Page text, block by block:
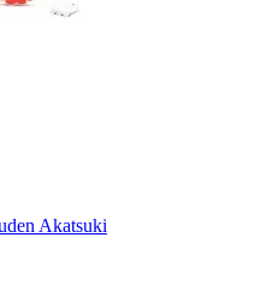
Akatsuki